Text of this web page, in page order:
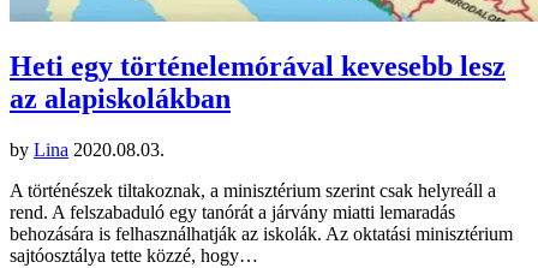
Heti egy történelemórával kevesebb lesz
az alapiskolákban
by Lina 2020.08.03.
A történészek tiltakoznak, a minisztérium szerint csak helyreáll a
rend. A felszabaduló egy tanórát a járvány miatti lemaradás
behozására is felhasználhatják az iskolák. Az oktatási minisztérium
sajtóosztálya tette közzé, hogy…